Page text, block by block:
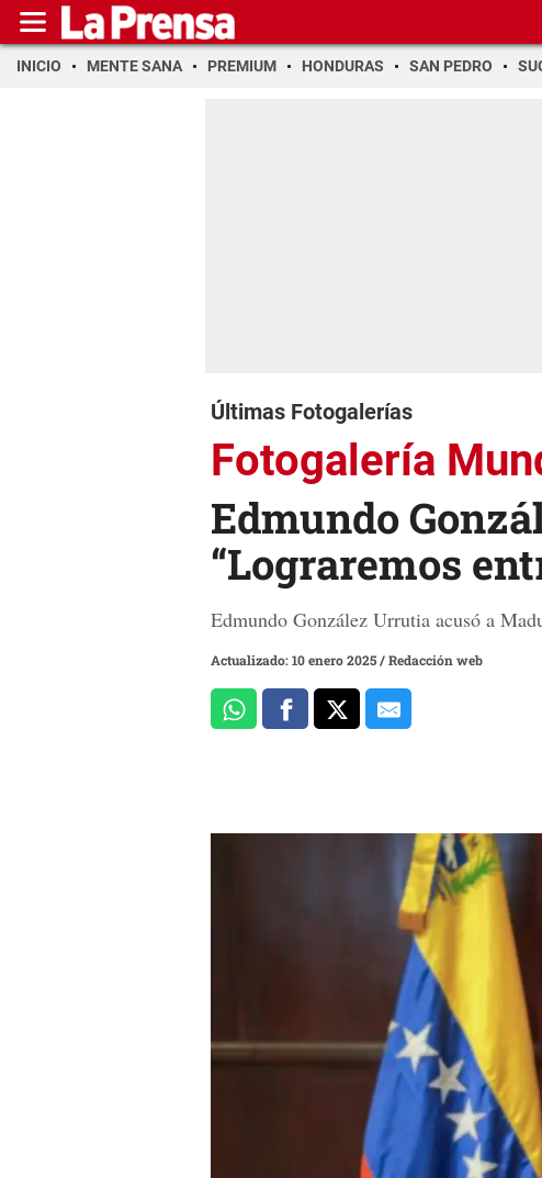
INICIO MENTE SANA PREMIUM HONDURAS SAN PEDRO
Últimas Fotogalerías
Fotogalería
Edmundo
“Lograremos
Edmundo González Urrutia acusó a
Actualizado: 10 enero 2025/Redacción web